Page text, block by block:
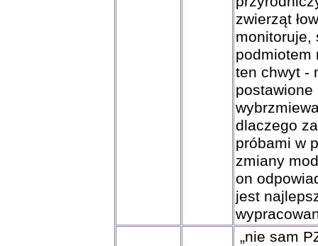
zwierząt
monitoruje,
podmiotem
ten chwyt -
dlaczego
próbami w
zmiany
on
jest
„nie sam